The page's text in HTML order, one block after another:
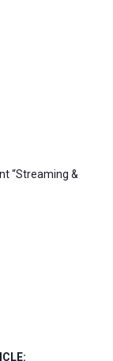
“Streaming &